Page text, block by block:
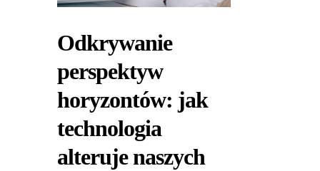
Odkrywanie
perspektyw
horyzontów: jak
technologia
alteruje naszych